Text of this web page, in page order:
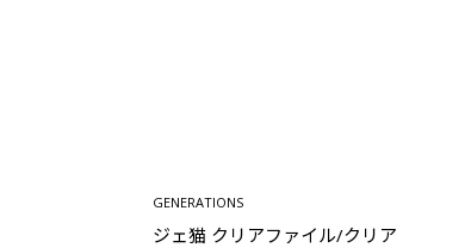
GENERATIONS
ジェ猫 クリアファイル/クリア